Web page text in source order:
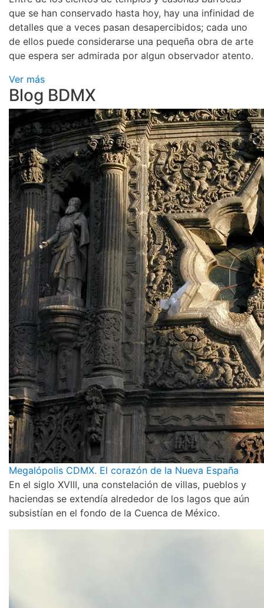
que se han conservado hasta hoy, hay una infinidad de
detalles que a veces pasan desapercibidos; cada uno
de ellos puede considerarse una pequeña obra de arte
que espera ser admirada por algun observador atento.
Ver más
Blog BDMX
Megalópolis CDMX. El corazón de la Nueva España
En el siglo XVIII, una constelación de villas, pueblos y
haciendas se extendía alrededor de los lagos que aún
subsistían en el fondo de la Cuenca de México.